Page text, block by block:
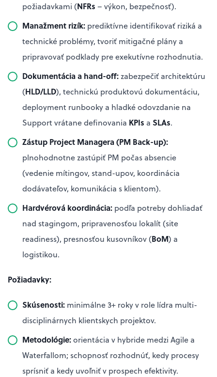
požiadavkami (NFRs – výkon, bezpečnosť).
Manažment rizík: prediktívne identifikovať riziká a
technické problémy, tvoriť mitigačné plány a
pripravovať podklady pre exekutívne rozhodnutia.
Dokumentácia a hand-off:zabezpečiť architektúru
(HLD/LLD), technickú produktovú dokumentáciu,
deployment runbooky a hladké odovzdanie na
Support vrátane definovania KPIs a SLAs.
Zástup Project Managera (PM Back-up):
plnohodnotne zastúpiť PM počas absencie
(vedenie mítingov, stand-upov, koordinácia
dodávateľov, komunikácia s klientom).
Hardvérová koordinácia: podľa potreby dohliadať
nad stagingom, pripravenosťou lokalít (site
readiness), presnosťou kusovníkov (BoM) a
logistikou.
Požiadavky:
Skúsenosti: minimálne 3+ roky v role lídra multi-
disciplinárnych klientskych projektov.
Metodológie:orientácia v hybride medzi Agile a
Waterfallom; schopnosť rozhodnúť, kedy procesy
sprísniť a kedy uvoľniť v prospech efektivity.